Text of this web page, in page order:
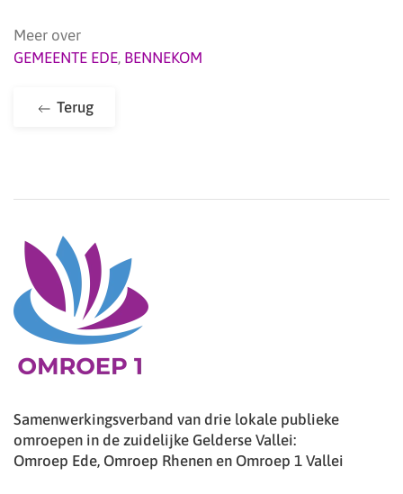
Meer over
GEMEENTE EDE, BENNEKOM
Terug
Samenwerkingsverband van drie lokale publieke
omroepen in de zuidelijke Gelderse Vallei:
Omroep Ede, Omroep Rhenen en Omroep 1 Vallei